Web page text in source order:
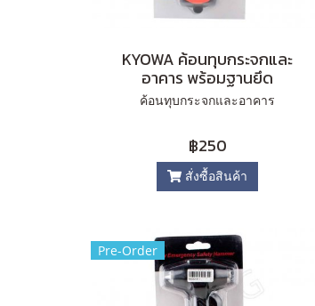
KYOWA ค้อนทุบกระจกและ
อาคาร พร้อมฐานยึด
ค้อนทุบกระจกและอาคาร
฿250
สั่งซื้อสินค้า
Pre-Order